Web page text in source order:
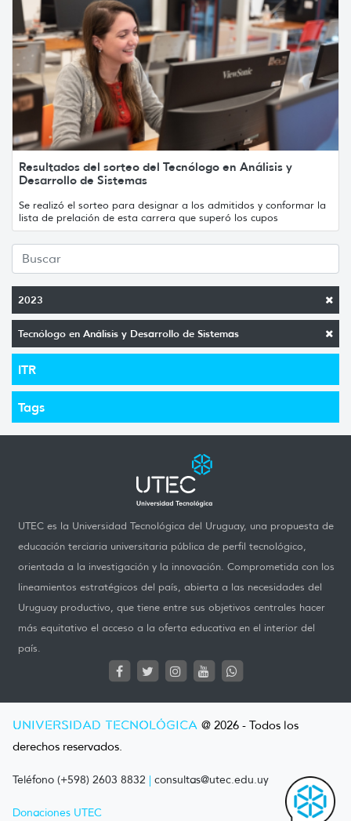
2023
Tecnólogo en Análisis y Desarrollo de Sistemas
ITR
Tags
Resultados del sorteo del Tecnólogo en Análisis y
Desarrollo de Sistemas
Se realizó el sorteo para designar a los admitidos y conformar la
lista de prelación de esta carrera que superó los cupos
UTEC es la Universidad Tecnológica del Uruguay, una propuesta de
educación terciaria universitaria pública de perfil tecnológico,
orientada a la investigación y la innovación. Comprometida con los
lineamientos estratégicos del país, abierta a las necesidades del
Uruguay productivo, que tiene entre sus objetivos centrales hacer
más equitativo el acceso a la oferta educativa en el interior del
país.
UNIVERSIDAD TECNOLÓGICA @ 2026 - Todos los
derechos reservados.
Teléfono (+598) 2603 8832 | consultas@utec.edu.uy
Donaciones UTEC